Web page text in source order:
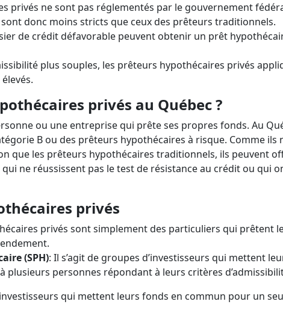
privés ne sont pas réglementés par le gouvernement
donc moins stricts que ceux des prêteurs traditionnels.
de crédit défavorable peuvent obtenir un prêt
plus souples, les prêteurs hypothécaires privés
privés au Québec ?
ou une entreprise qui prête ses propres fonds. Au
B ou des prêteurs hypothécaires à risque. Comme ils
que les prêteurs hypothécaires traditionnels, ils peuvent
ne réussissent pas le test de résistance au crédit ou qui
privés
privés sont simplement des particuliers qui prêtent
(SPH): Il s’agit de groupes d’investisseurs qui mettent
personnes répondant à leurs critères
qui mettent leurs fonds en commun pour un